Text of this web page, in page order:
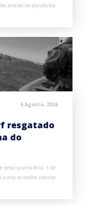
através da plataforma
6 Agosto, 2026
resgatado
do
desta quarta-feira, 5 de
junto ao molhe exterior